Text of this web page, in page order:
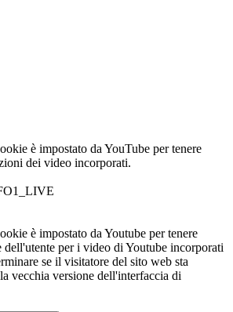
è impostato da YouTube per tenere
dei video incorporati.
è impostato da Youtube per tenere
dell'utente per i video di Youtube incorporati
se il visitatore del sito web sta
vecchia versione dell'interfaccia di